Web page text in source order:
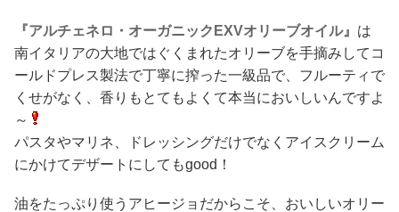
『アルチェネロ・オーガニックEXVオリーブオイル』 は
南イタリアの大地ではぐくまれたオリーブを手摘みしてコ
ールドプレス製法で丁寧に搾った一級品で、フルーティで
くせがなく、香りもとてもよくて本当においしいんですよ
～
パスタやマリネ、ドレッシングだけでなくアイスクリーム
にかけてデザートにしてもgood！
油をたっぷり使うアヒージョだからこそ、おいしいオリー